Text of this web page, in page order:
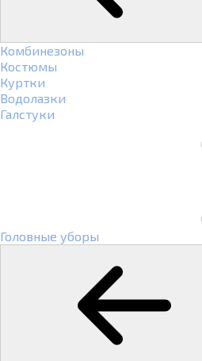
Комбинезоны
Костюмы
Куртки
Водолазки
Галстуки
Головные уборы